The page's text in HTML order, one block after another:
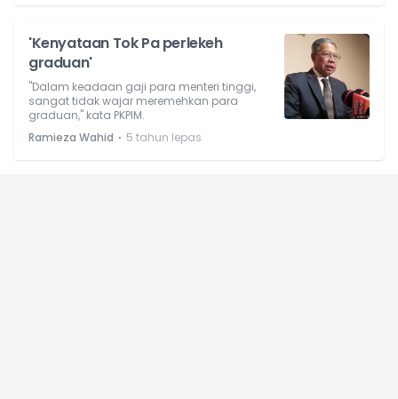
'Kenyataan Tok Pa perlekeh
graduan'
"Dalam keadaan gaji para menteri tinggi,
sangat tidak wajar meremehkan para
graduan," kata PKPIM.
Ramieza Wahid ⋅ 5 tahun lepas